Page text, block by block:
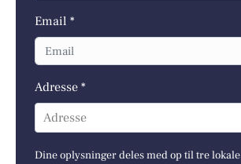
Email *
Adresse *
Adresse
Dine oplysninger deles med op til tre lokale